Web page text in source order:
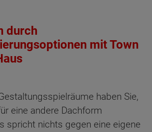
durch
mit Town
haben Sie,
eine andere Dachform
spricht nichts gegen eine eigene